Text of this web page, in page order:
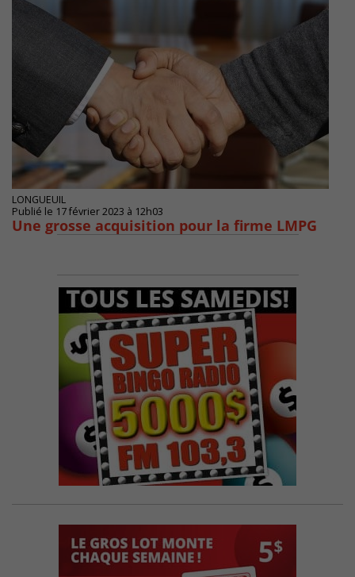
LONGUEUIL
Publié le 17 février 2023 à 12h03
Une grosse acquisition pour la firme LMPG